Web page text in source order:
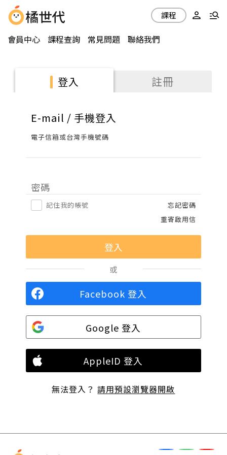
會員中心 課程查詢 常見問題 聯絡我們
課程
登入 註冊
E-mail / 手機登入
電子信箱或台灣手機號碼
密碼
記住我的帳號
忘記密碼
重寄啟用信
或
Facebook 登入
Google 登入
AppleID 登入
無法登入？請用預設瀏覽器開啟